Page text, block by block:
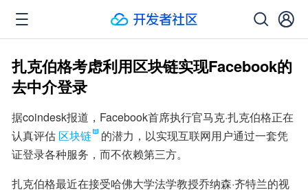
扎克伯格考虑利用区块链实现Facebook的
去中介登录
据coindesk报道，Facebook首席执行官马克·扎克伯格正在
认真评估 区块链
的潜力，以实现互联网用户通过一套凭
证登录各种服务，而不依赖第三方。
扎克伯格最近在接受哈佛大学法学教授乔纳森·齐特兰的视